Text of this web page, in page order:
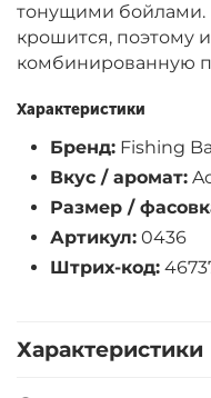
тонущими бойлами.
крошится, поэтому
комбинированную
Характеристики
Бренд: Fishing
Вкус / аромат:
Размер /
Артикул: 0436
Штрих-код:
Характеристики